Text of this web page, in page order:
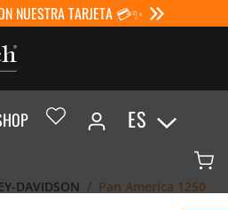
NUESTRA TARJETA 💳✨
ES
DAVIDSON Pan America 1250